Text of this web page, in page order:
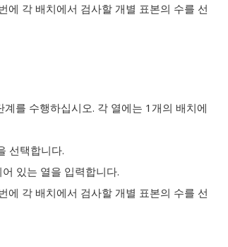
에 각 배치에서 검사할 개별 표본의 수를 선
를 수행하십시오. 각 열에는 1개의 배치에
선택합니다.
있는 열을 입력합니다.
에 각 배치에서 검사할 개별 표본의 수를 선